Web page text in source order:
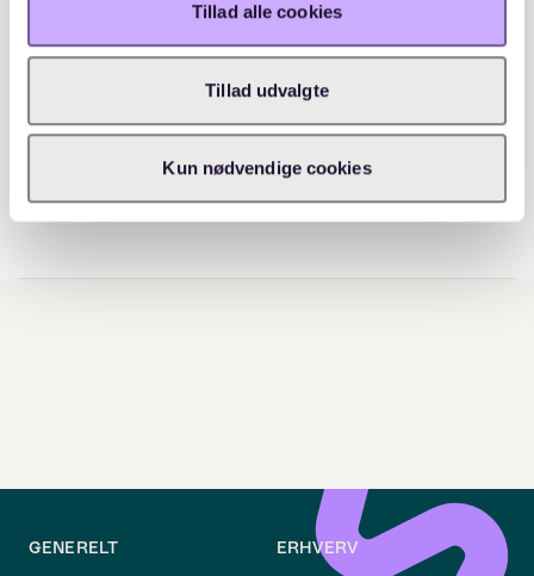
Tillad alle cookies
Tillad udvalgte
Kun nødvendige cookies
GENERELT ERHVERV